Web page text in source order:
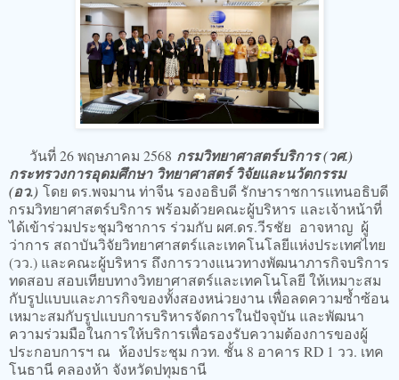
วันที่ 26 พฤษภาคม 2568 กรมวิทยาศาสตร์บริการ (วศ.)
กระทรวงการอุดมศึกษา วิทยาศาสตร์ วิจัยและนวัตกรรม
(อว.) โดย ดร.พจมาน ท่าจีน รองอธิบดี รักษาราชการแทนอธิบดี
กรมวิทยาศาสตร์บริการ พร้อมด้วยคณะผู้บริหาร และเจ้าหน้าที่
ได้เข้าร่วมประชุมวิชาการ ร่วมกับ ผศ.ดร.วีรชัย อาจหาญ ผู้
ว่าการ สถาบันวิจัยวิทยาศาสตร์และเทคโนโลยีแห่งประเทศไทย
(วว.) และคณะผู้บริหาร ถึงการวางแนวทางพัฒนาภารกิจบริการ
ทดสอบ สอบเทียบทางวิทยาศาสตร์และเทคโนโลยี ให้เหมาะสม
กับรูปแบบและภารกิจของทั้งสองหน่วยงาน เพื่อลดความซ้ำซ้อน
เหมาะสมกับรูปแบบการบริหารจัดการในปัจจุบัน และพัฒนา
ความร่วมมือในการให้บริการเพื่อรองรับความต้องการของผู้
ประกอบการฯ ณ ห้องประชุม กวท. ชั้น 8 อาคาร RD 1 วว. เทค
โนธานี คลองห้า จังหวัดปทุมธานี